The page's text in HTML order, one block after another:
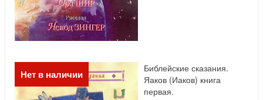
Нет в наличии
Библейские сказания.
Яаков (Иаков) книга
первая.